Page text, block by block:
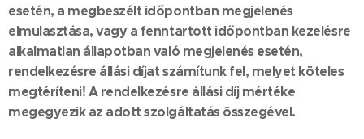
esetén, a megbeszélt időpontban megjelenés
elmulasztása, vagy a fenntartott időpontban kezelésre
alkalmatlan állapotban való megjelenés esetén,
rendelkezésre állási díjat számítunk fel, melyet köteles
megtéríteni!A rendelkezésre állási díj mértéke
megegyezik az adott szolgáltatás összegével.